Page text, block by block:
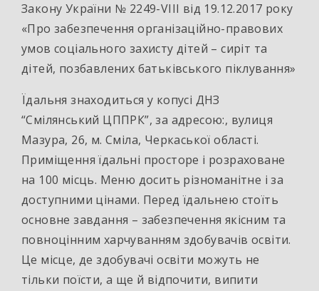
Закону України № 2249-VIII від 19.12.2017 року
«Про забезпечення організаційно-правових
умов соціального захисту дітей – сиріт та
дітей, позбавлених батьківського піклування»
Їдальня знаходиться у копусі ДНЗ
“Смілянський ЦППРК”, за адресою:, вулиця
Мазура, 26, м. Сміла, Черкаської області.
Приміщення їдальні просторе і розраховане
на 100 місць. Меню досить різноманітне і за
доступними цінами. Перед їдальнею стоїть
основне завдання – забезпечення якісним та
повноцінним харчуванням здобувачів освіти.
Це місце, де здобувачі освіти можуть не
тільки поїсти, а ще й відпочити, випити